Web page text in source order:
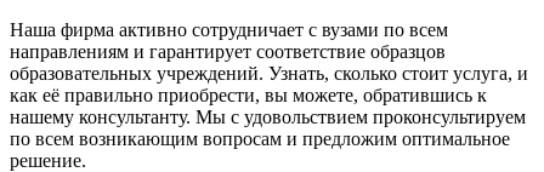
Наша фирма активно сотрудничает с вузами по всем
направлениям и гарантирует соответствие образцов
образовательных учреждений. Узнать, сколько стоит услуга, и
как её правильно приобрести, вы можете, обратившись к
нашему консультанту. Мы с удовольствием проконсультируем
по всем возникающим вопросам и предложим оптимальное
решение.